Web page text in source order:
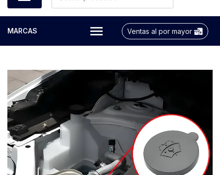
MARCAS Ventas al por mayor